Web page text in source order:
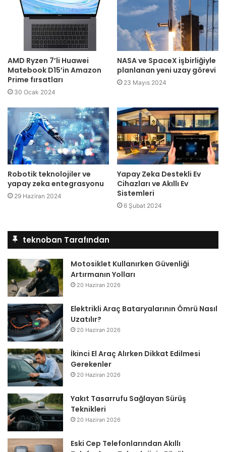
AMD Ryzen 7’li Huawei
Matebook D15’in Amazon
Prime fırsatları
30 Ocak 2024
NASA ve SpaceX işbirliğiyle
planlanan yeni uzay görevi
23 Mayıs 2024
Robotik teknolojiler ve
yapay zeka entegrasyonu
29 Haziran 2024
Yapay Zeka Destekli Ev
Cihazları ve Akıllı Ev
Sistemleri
6 Şubat 2024
teknoban Tarafından
Motosiklet Kullanırken Güvenliği
Artırmanın Yolları
20 Haziran 2026
Elektrikli Araç Bataryalarının Ömrü Nasıl
Uzatılır?
20 Haziran 2026
İkinci El Araç Alırken Dikkat Edilmesi
Gerekenler
20 Haziran 2026
Yakıt Tasarrufu Sağlayan Sürüş
Teknikleri
20 Haziran 2026
Eski Cep Telefonlarından Akıllı